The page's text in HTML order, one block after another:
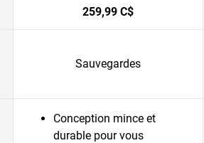
259,99 C$
Sauvegardes
Conception mince et
durable pour vous